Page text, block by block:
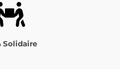
Solidaire